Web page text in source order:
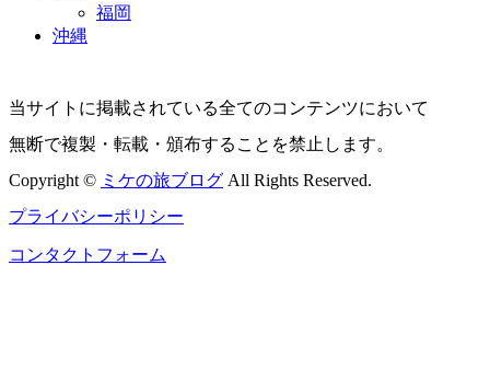
福岡
沖縄
当サイトに掲載されている全てのコンテンツにおいて
無断で複製・転載・頒布することを禁止します。
Copyright © ミケの旅ブログ All Rights Reserved.
プライバシーポリシー
コンタクトフォーム